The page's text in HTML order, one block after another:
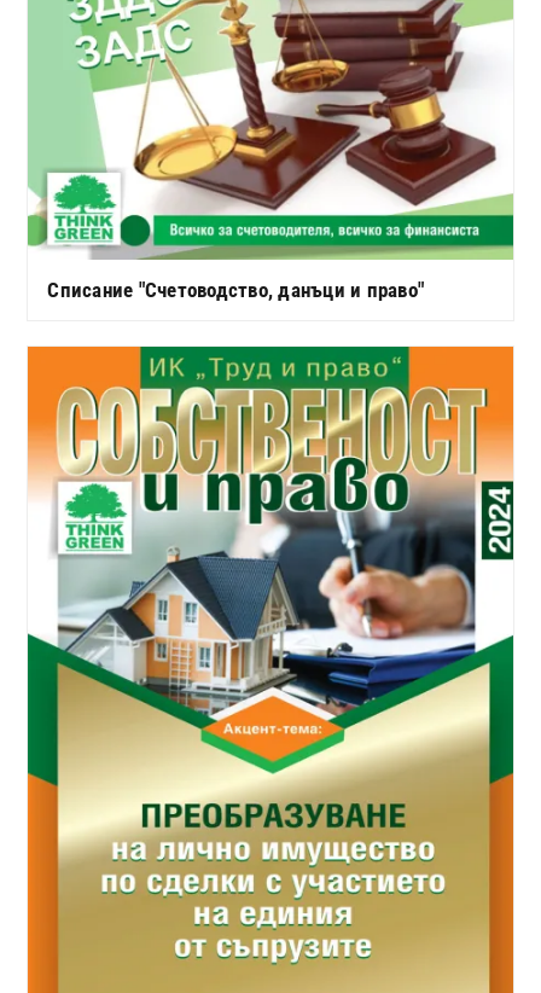
Списание "Счетоводство, данъци и право"